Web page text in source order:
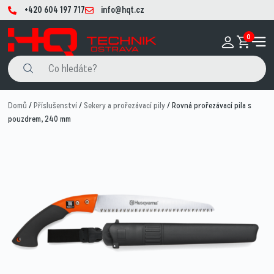
+420 604 197 717 info@hqt.cz
0
Domů /Příslušenství/Sekery a prořezávací pily/ Rovná prořezávací pila s
pouzdrem, 240 mm